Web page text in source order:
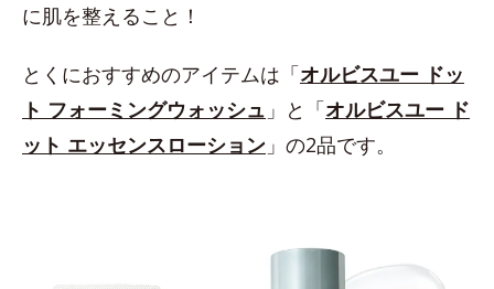
に肌を整えること！
とくにおすすめのアイテムは「オルビスユー ドッ
ト フォーミングウォッシュ 」と「オルビスユー ド
ット エッセンスローション 」の2品です。